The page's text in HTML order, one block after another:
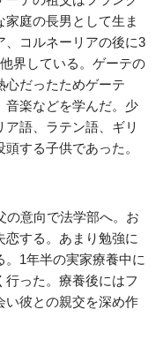
庭の長男として生ま
、コルネーリアの後に3
界している。ゲーテの
心だったためゲーテ
音楽などを学んだ。少
語、ラテン語、ギリ
する子供であった。
の意向で法学部へ。お
恋する。あまり勉強に
1年半の実家療養中に
行った。療養後にはフ
い彼との親交を深め作